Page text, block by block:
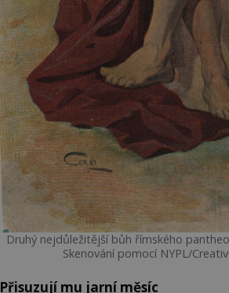
Druhý nejdůležitější bůh římského
Skenování pomocí NYPL/
Přisuzují mu jarní měsíc